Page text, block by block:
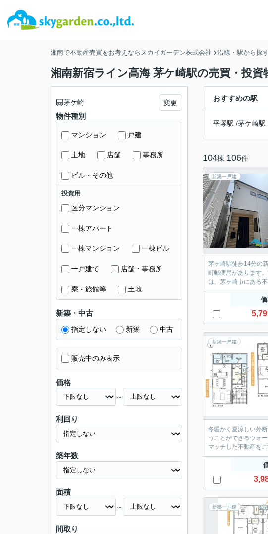
湘南で不動産売買をお考えならスカイガーデン株式会社 沿線・駅から探す
湘南新宿ライン高海 茅ケ崎駅の売買・投資
おすすめの駅
平塚駅 /茅ケ崎駅
104棟 106件
新築一戸建
茅ヶ崎駅徒歩14分の
町郵便局があります
は、茅ヶ崎市にある
新築一戸建
冬暖かく夏涼しい外
うことができるウォ
マッチした不動産を
新築一戸建
茅ケ崎 変更
物件種別
マンション 戸建
土地 店舗 事務所
ビル・その他
投資用
区分マンション
一棟アパート
一棟マンション 一棟ビル
一戸建て 店舗・事務所
寮・旅館等 土地
新築・中古
指定しない 新築 中古
販売中のみ表示
価格
～
利回り
築年数
面積
～
間取り